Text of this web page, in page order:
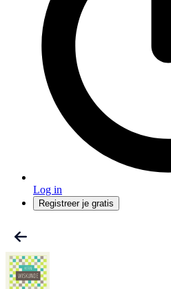
Log in
Registreer je gratis